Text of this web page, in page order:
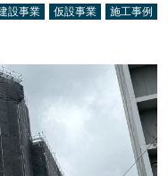
設事業 仮設事業 施工事例